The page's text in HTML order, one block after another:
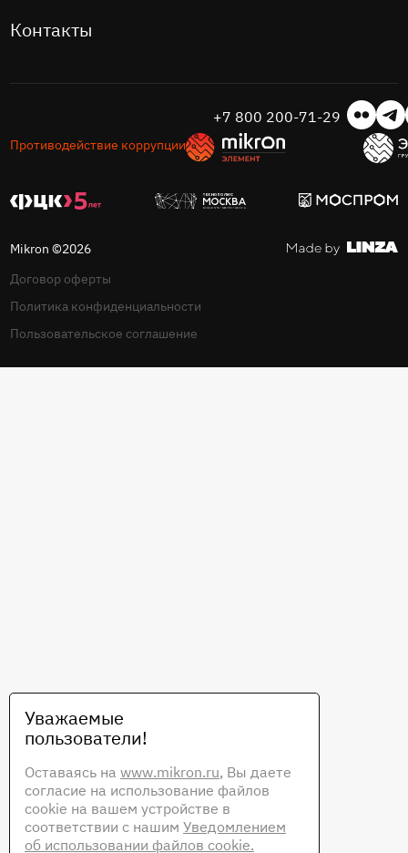
Контакты
Противодействие коррупции
+7 800 200-71-29
Mikron ©2026
Договор оферты
Политика конфиденциальности
Пользовательское соглашение
Уважаемые
пользователи!
Оставаясь на www.mikron.ru, Вы даете
согласие на использование файлов
cookie на вашем устройстве в
соответствии с нашим Уведомлением
об использовании файлов cookie.